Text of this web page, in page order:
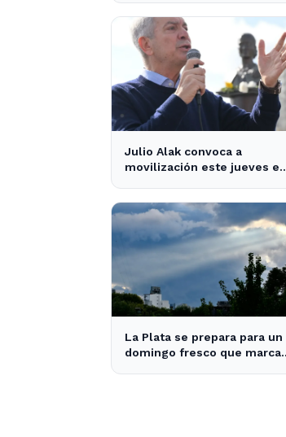
Julio Alak convoca a
movilización este jueves en
La Plata se prepara para un
domingo fresco que marca